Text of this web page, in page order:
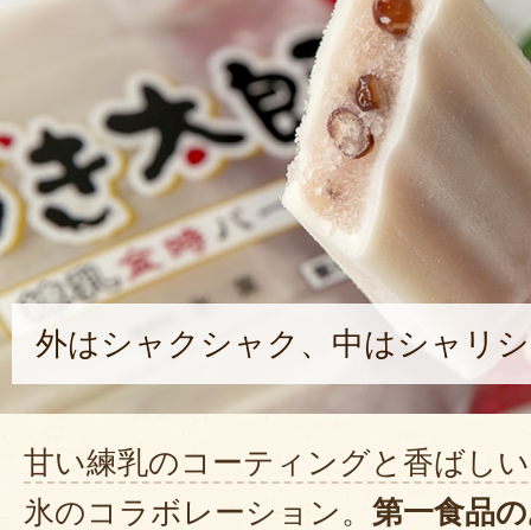
外はシャクシャク、中はシャリ
甘い練乳のコーティングと香ばし
氷のコラボレーション。 第一食品